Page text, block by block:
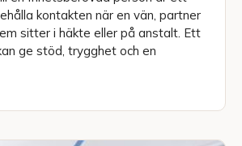
kontakten när en vän, partner
sitter i häkte eller på anstalt. Ett
ge stöd, trygghet och en